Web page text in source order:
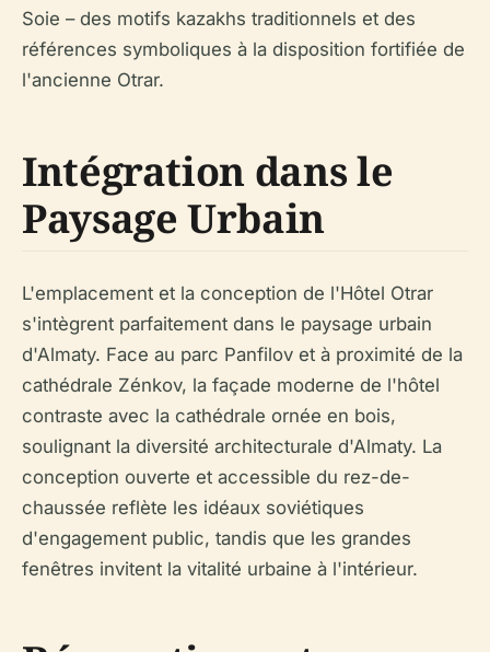
Soie – des motifs kazakhs traditionnels et des
références symboliques à la disposition fortifiée de
l'ancienne Otrar.
Intégration dans le
Paysage Urbain
L'emplacement et la conception de l'Hôtel Otrar
s'intègrent parfaitement dans le paysage urbain
d'Almaty. Face au parc Panfilov et à proximité de la
cathédrale Zénkov, la façade moderne de l'hôtel
contraste avec la cathédrale ornée en bois,
soulignant la diversité architecturale d'Almaty. La
conception ouverte et accessible du rez-de-
chaussée reflète les idéaux soviétiques
d'engagement public, tandis que les grandes
fenêtres invitent la vitalité urbaine à l'intérieur.